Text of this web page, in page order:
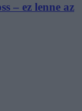
– ez lenne az